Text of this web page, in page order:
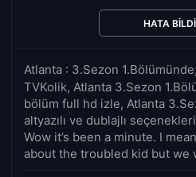
Atlanta : 3.Sezon 1.Bölümünde;
TVKolik, Atlanta 3.Sezon
bölüm full hd izle, Atlanta
altyazılı ve dublajlı
Wow it’s been a minute. I
about the troubled kid but we
HATA